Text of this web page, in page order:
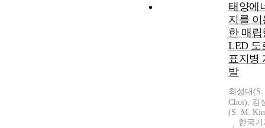
태양에
지를 이
한 매립
LED 도
표지병
발
최성대(S.
Choi), 김
(S. M.
한국기